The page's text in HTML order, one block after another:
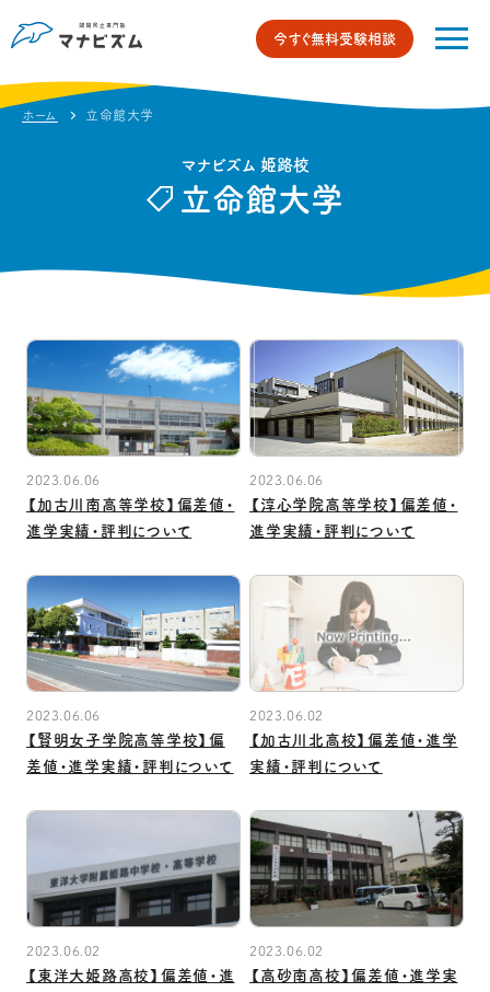
今すぐ無料受験相談
ホーム 立命館大学
マナビズム 姫路校
立命館大学
2023.06.06
【加古川南高等学校】偏差値・
進学実績・評判について
2023.06.06
【淳心学院高等学校】偏差値・
進学実績・評判について
2023.06.06
【賢明女子学院高等学校】偏
差値・進学実績・評判について
2023.06.02
【加古川北高校】偏差値・進学
実績・評判について
2023.06.02
【東洋大姫路高校】偏差値・進
2023.06.02
【高砂南高校】偏差値・進学実